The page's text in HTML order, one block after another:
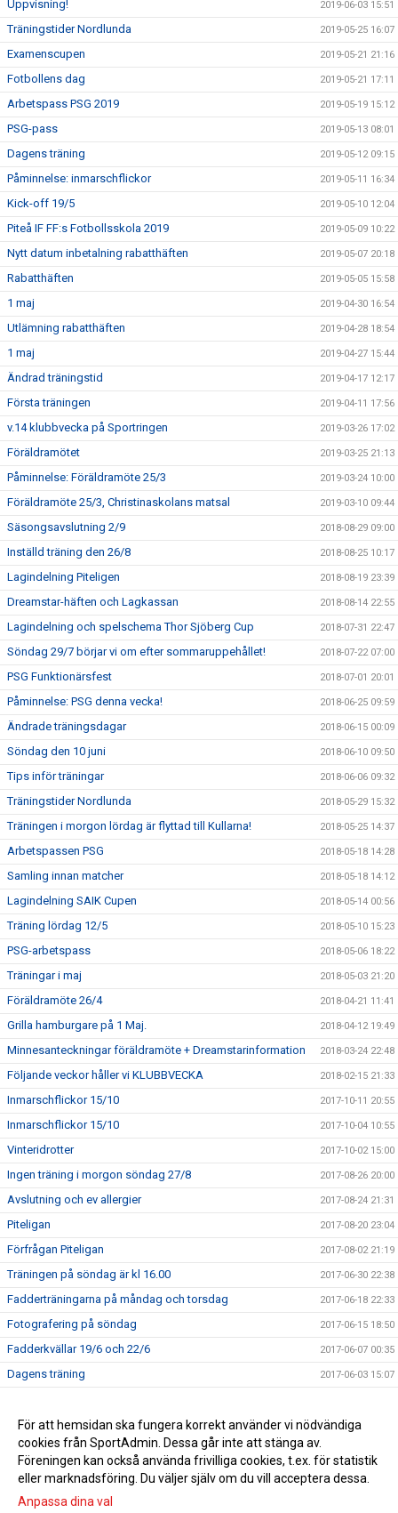
Uppvisning! 2019-06-03 15:51
Träningstider Nordlunda 2019-05-25 16:07
Examenscupen 2019-05-21 21:16
Fotbollens dag 2019-05-21 17:11
Arbetspass PSG 2019 2019-05-19 15:12
PSG-pass 2019-05-13 08:01
Dagens träning 2019-05-12 09:15
Påminnelse: inmarschflickor 2019-05-11 16:34
Kick-off 19/5 2019-05-10 12:04
Piteå IF FF:s Fotbollsskola 2019 2019-05-09 10:22
Nytt datum inbetalning rabatthäften 2019-05-07 20:18
Rabatthäften 2019-05-05 15:58
1 maj 2019-04-30 16:54
Utlämning rabatthäften 2019-04-28 18:54
1 maj 2019-04-27 15:44
Ändrad träningstid 2019-04-17 12:17
Första träningen 2019-04-11 17:56
v.14 klubbvecka på Sportringen 2019-03-26 17:02
Föräldramötet 2019-03-25 21:13
Påminnelse: Föräldramöte 25/3 2019-03-24 10:00
Föräldramöte 25/3, Christinaskolans matsal 2019-03-10 09:44
Säsongsavslutning 2/9 2018-08-29 09:00
Inställd träning den 26/8 2018-08-25 10:17
Lagindelning Piteligen 2018-08-19 23:39
Dreamstar-häften och Lagkassan 2018-08-14 22:55
Lagindelning och spelschema Thor Sjöberg Cup 2018-07-31 22:47
Söndag 29/7 börjar vi om efter sommaruppehållet! 2018-07-22 07:00
PSG Funktionärsfest 2018-07-01 20:01
Påminnelse: PSG denna vecka! 2018-06-25 09:59
Ändrade träningsdagar 2018-06-15 00:09
Söndag den 10 juni 2018-06-10 09:50
Tips inför träningar 2018-06-06 09:32
Träningstider Nordlunda 2018-05-29 15:32
Träningen i morgon lördag är flyttad till Kullarna! 2018-05-25 14:37
Arbetspassen PSG 2018-05-18 14:28
Samling innan matcher 2018-05-18 14:12
Lagindelning SAIK Cupen 2018-05-14 00:56
Träning lördag 12/5 2018-05-10 15:23
PSG-arbetspass 2018-05-06 18:22
Träningar i maj 2018-05-03 21:20
Föräldramöte 26/4 2018-04-21 11:41
Grilla hamburgare på 1 Maj. 2018-04-12 19:49
Minnesanteckningar föräldramöte + Dreamstarinformation 2018-03-24 22:48
Följande veckor håller vi KLUBBVECKA 2018-02-15 21:33
Inmarschflickor 15/10 2017-10-11 20:55
Inmarschflickor 15/10 2017-10-04 10:55
Vinteridrotter 2017-10-02 15:00
Ingen träning i morgon söndag 27/8 2017-08-26 20:00
Avslutning och ev allergier 2017-08-24 21:31
Piteligan 2017-08-20 23:04
Förfrågan Piteligan 2017-08-02 21:19
Träningen på söndag är kl 16.00 2017-06-30 22:38
Fadderträningarna på måndag och torsdag 2017-06-18 22:33
Fotografering på söndag 2017-06-15 18:50
Fadderkvällar 19/6 och 22/6 2017-06-07 00:35
Dagens träning 2017-06-03 15:07
Anmäl ditt barn här 2017-05-11 17:17
Välkomna till upptaktsträff för föräldrar till barn födda 2011 2017-04-24 12:30
För att hemsidan ska fungera korrekt använder vi nödvändiga
cookies från SportAdmin. Dessa går inte att stänga av.
Föreningen kan också använda frivilliga cookies, t.ex. för statistik
eller marknadsföring. Du väljer själv om du vill acceptera dessa.
Anpassa dina val